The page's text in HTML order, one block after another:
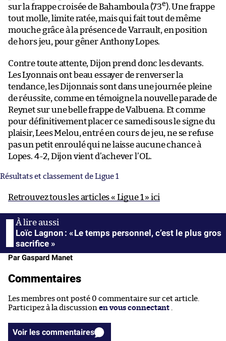
sur la frappe croisée de Bahamboula (73e). Une frappe
tout molle, limite ratée, mais qui fait tout de même
mouche grâce à la présence de Varrault, en position
de hors jeu, pour gêner Anthony Lopes.
Contre toute attente, Dijon prend donc les devants.
Les Lyonnais ont beau essayer de renverser la
tendance, les Dijonnais sont dans une journée pleine
de réussite, comme en témoigne la nouvelle parade de
Reynet sur une belle frappe de Valbuena. Et comme
pour définitivement placer ce samedi sous le signe du
plaisir, Lees Melou, entré en cours de jeu, ne se refuse
pas un petit enroulé qui ne laisse aucune chance à
Lopes. 4-2, Dijon vient d’achever l’OL.
Résultats et classement de Ligue 1
Retrouvez tous les articles « Ligue 1 » ici
Loïc Lagnon : « Le temps personnel, c’est le plus gros
sacrifice »
Par Gaspard Manet
Commentaires
Les membres ont posté 0 commentaire sur cet article.
Participez à la discussion en vous connectant
Voir les commentaires